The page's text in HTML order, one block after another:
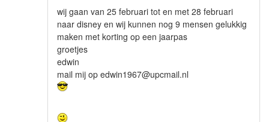
wij gaan van 25 februari tot en met 28 februari
naar disney en wij kunnen nog 9 mensen gelukkig
maken met korting op een jaarpas
groetjes
edwin
mail mij op edwin1967@upcmail.nl